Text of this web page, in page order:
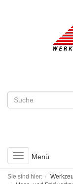
Toggle
navigation
Menü
Sie sind hier: